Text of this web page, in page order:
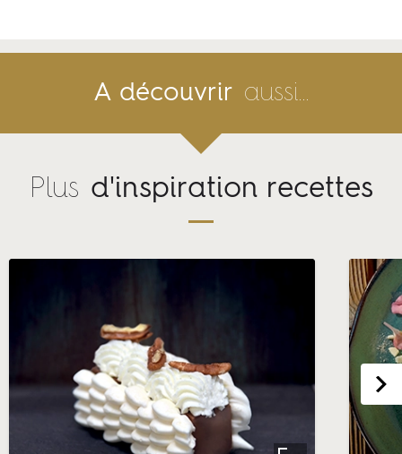
A découvrir aussi...
Plus d'inspiration recettes